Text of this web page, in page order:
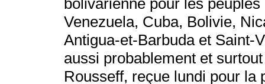
bolivarienne pour les
Venezuela, Cuba, Bolivie,
Antigua-et-Barbuda et Saint-
aussi probablement et
Rousseff, reçue lundi pour la